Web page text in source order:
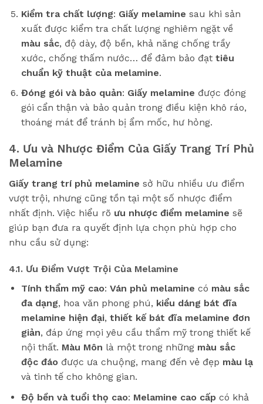
Kiểm tra chất lượng: Giấy melamine sau khi sản
xuất được kiểm tra chất lượng nghiêm ngặt về
màu sắc, độ dày, độ bền, khả năng chống trầy
xước, chống thấm nước… để đảm bảo đạt tiêu
chuẩn kỹ thuật của melamine.
Đóng gói và bảo quản: Giấy melamine được đóng
gói cẩn thận và bảo quản trong điều kiện khô ráo,
thoáng mát để tránh bị ẩm mốc, hư hỏng.
4. Ưu và Nhược Điểm Của Giấy Trang Trí Phủ
Melamine
Giấy trang trí phủ melamine sở hữu nhiều ưu điểm
vượt trội, nhưng cũng tồn tại một số nhược điểm
nhất định. Việc hiểu rõ ưu nhược điểm melamine sẽ
giúp bạn đưa ra quyết định lựa chọn phù hợp cho
nhu cầu sử dụng:
4.1. Ưu Điểm Vượt Trội Của Melamine
Tính thẩm mỹ cao: Ván phủ melamine có màu sắc
đa dạng, hoa văn phong phú, kiểu dáng bát đĩa
melamine hiện đại, thiết kế bát đĩa melamine đơn
giản, đáp ứng mọi yêu cầu thẩm mỹ trong thiết kế
nội thất. Màu Môn là một trong những màu sắc
độc đáođược ưa chuộng, mang đến vẻ đẹp màu lạ
và tinh tế cho không gian.
Độ bền và tuổi thọ cao: Melamine cao cấpcó khả